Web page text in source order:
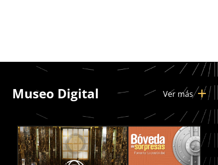
Museo Digital Ver más